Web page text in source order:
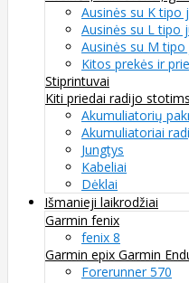
Ausinės su K tipo
Ausinės su L tipo
Ausinės su M
Kitos prekės ir
Stiprintuvai
Kiti priedai radijo stotims
Akumuliatorių
Akumuliatoriai
Jungtys
Kabeliai
Dėklai
Išmanieji laikrodžiai
Garmin fenix
fenix 8
Garmin epix Garmin
Forerunner 570